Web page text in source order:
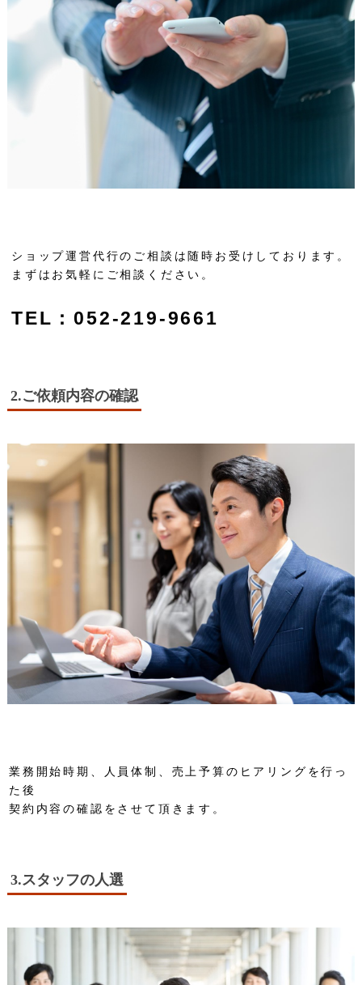
ショップ運営代行のご相談は随時お受けしております。
まずはお気軽にご相談ください。
TEL：052-219-9661
2.ご依頼内容の確認
業務開始時期、人員体制、売上予算のヒアリングを行っ
た後
契約内容の確認をさせて頂きます。
3.スタッフの人選